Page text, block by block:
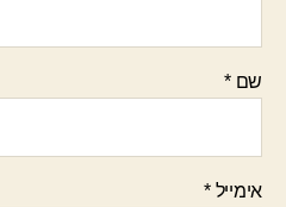
שם*
אימייל*